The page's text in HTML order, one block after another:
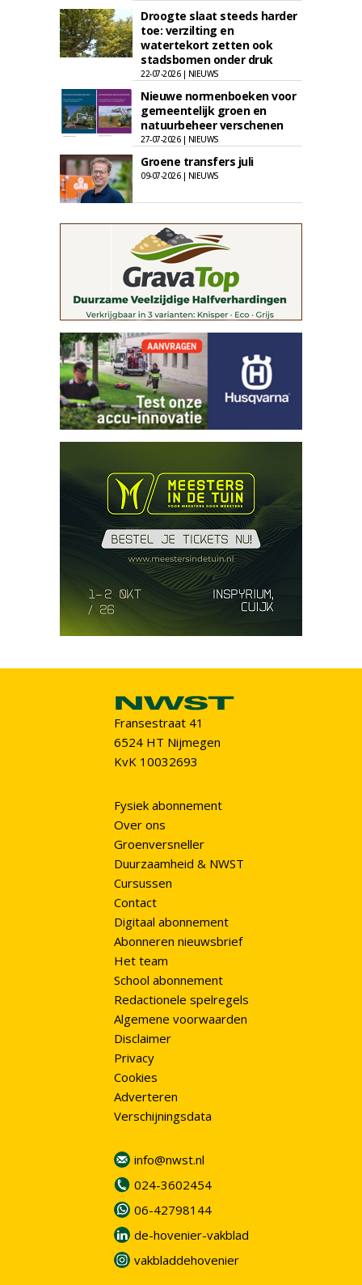
Droogte slaat steeds harder
toe: verzilting en
watertekort zetten ook
stadsbomen onder druk
22-07-2026 | NIEUWS
Nieuwe normenboeken voor
gemeentelijk groen en
natuurbeheer verschenen
27-07-2026 | NIEUWS
Groene transfers juli
09-07-2026 | NIEUWS
Fransestraat 41
6524 HT Nijmegen
KvK 10032693
Fysiek abonnement
Over ons
Groenversneller
Duurzaamheid & NWST
Cursussen
Contact
Digitaal abonnement
Abonneren nieuwsbrief
Het team
School abonnement
Redactionele spelregels
Algemene voorwaarden
Disclaimer
Privacy
Cookies
Adverteren
Verschijningsdata
info@nwst.nl
024-3602454
06-42798144
de-hovenier-vakblad
vakbladdehovenier